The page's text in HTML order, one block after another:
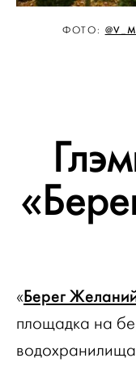
ФОТО:
«Берег
площадка на